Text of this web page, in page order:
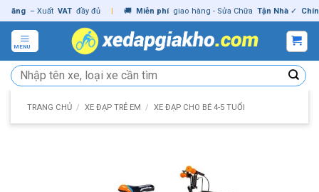
Skip
to
content
– Xuất VAT đầy đủ | 🚚 Miễn phí giao hàng - Sửa Chữa Tận Nhà ✓ Chính
MENU
Tìm
kiếm:
TRANG CHỦ / XE ĐẠP TRẺ EM / XE ĐẠP CHO BÉ 4-5 TUỔI